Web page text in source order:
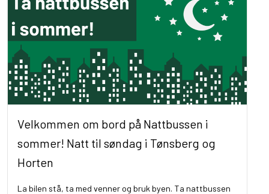
Velkommen om bord på Nattbussen i
sommer! Natt til søndag i Tønsberg og
Horten
La bilen stå, ta med venner og bruk byen. Ta nattbussen